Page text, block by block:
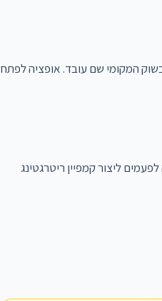
המקומי שם עובד. אופציה לפתח
ליצור קמפיין ריטרגטינג